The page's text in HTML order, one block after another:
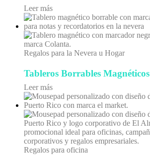
Leer más
Regalos para la Nevera u Hogar
Tableros Borrables Magnéticos
Leer más
Regalos para oficina